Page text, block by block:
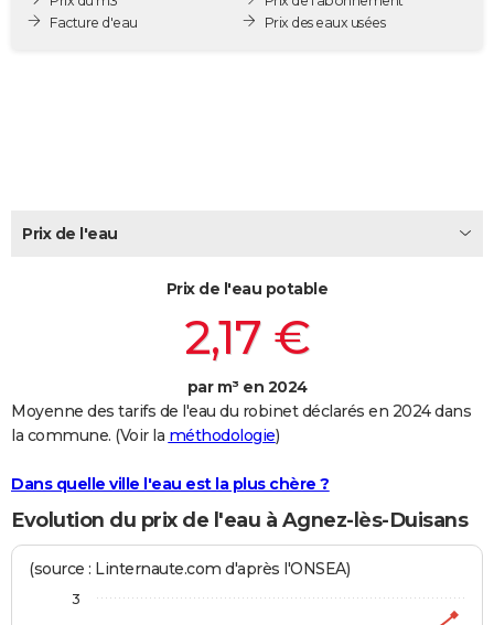
Destinations
City break
Voyage nature
Voyage de noces
Forum
Climat
PHOTO
Dictionnaire
Biographies
Citations
Expressions
Proverbes
Bricolage
Lifestyle
Culture
Sport
Auto
Television
Voyage
Cinema
Facture d'eau
Prix des eaux usées
Prix de l'eau
Prix de l'eau potable
2,17 €
par m³ en 2024
Moyenne des tarifs de l'eau du robinet déclarés en 2024 dans
la commune. (Voir la méthodologie)
Dans quelle ville l'eau est la plus chère ?
Evolution du prix de l'eau à Agnez-lès-Duisans
(source : Linternaute.com d'après l'ONSEA)
3